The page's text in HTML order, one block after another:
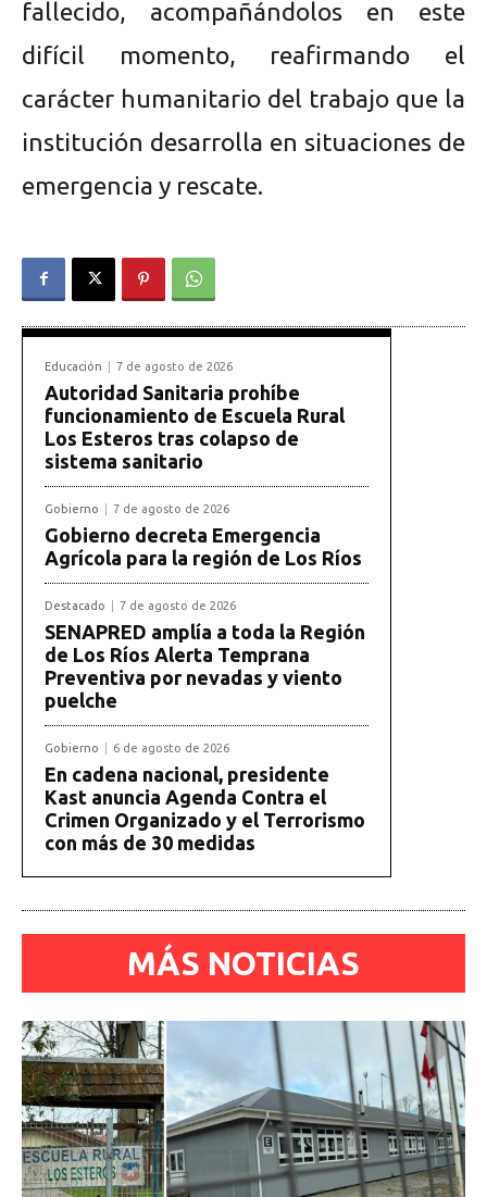
fallecido, acompañándolos en este
difícil momento, reafirmando el
carácter humanitario del trabajo que la
institución desarrolla en situaciones de
emergencia y rescate.
Educación 7 de agosto de 2026
Autoridad Sanitaria prohíbe
funcionamiento de Escuela Rural
Los Esteros tras colapso de
sistema sanitario
Gobierno 7 de agosto de 2026
Gobierno decreta Emergencia
Agrícola para la región de Los Ríos
Destacado 7 de agosto de 2026
SENAPRED amplía a toda la Región
de Los Ríos Alerta Temprana
Preventiva por nevadas y viento
puelche
Gobierno 6 de agosto de 2026
En cadena nacional, presidente
Kast anuncia Agenda Contra el
Crimen Organizado y el Terrorismo
con más de 30 medidas
MÁS NOTICIAS